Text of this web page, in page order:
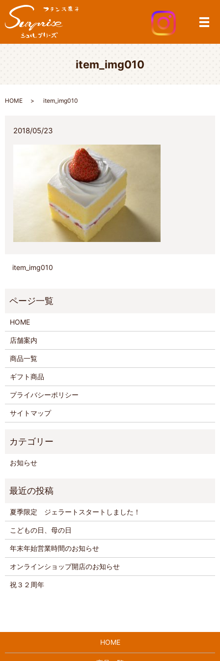
メ
item_img010
HOME item_img010
2018/05/23
item_img010
HOME
店舗案内
商品一覧
ギフト商品
プライバシーポリシー
サイトマップ
お知らせ
夏季限定 ジェラートスタートしました！
こどもの日、母の日
年末年始営業時間のお知らせ
オンラインショップ開店のお知らせ
祝３２周年
HOME